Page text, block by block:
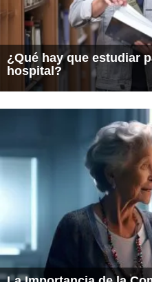
¿Qué hay que estudiar
hospital?